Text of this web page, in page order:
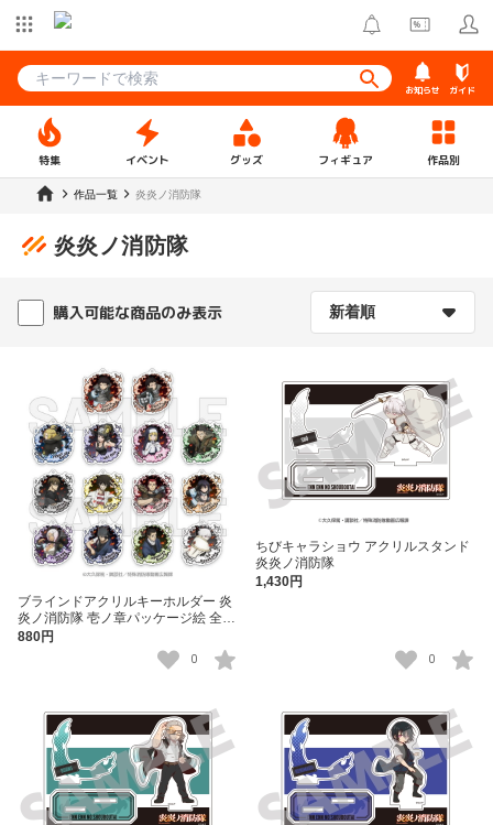
お知らせ ガイド
特集 イベント グッズ フィギュア 作品別
作品一覧 炎炎ノ消防隊
炎炎ノ消防隊
購入可能な商品のみ表示
ブラインドアクリルキーホルダー 炎
炎ノ消防隊 壱ノ章パッケージ絵 全14
種 単品
880円
0
ちびキャラショウ アクリルスタンド
炎炎ノ消防隊
1,430円
0